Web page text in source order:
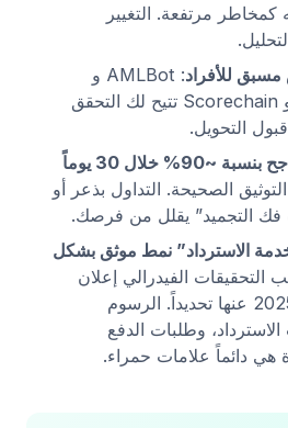
كمخاطر مرتفعة. التغيير
للأفراد
: AMLBot و
Breadcrumbs و Scorechain تتيح لك التحقق
التحويل.
خلال 30 يوماً
الصحيحة. التداول بذعر أو
فك التجميد” يقلل من فرصك.
الاسترداد” نمط موثق بشكل
الفيدرالي إعلان
خدمة عامة في 2025 عنها تحديداً. الرسوم
وطلبات الدفع
هي دائماً علامات حمراء.